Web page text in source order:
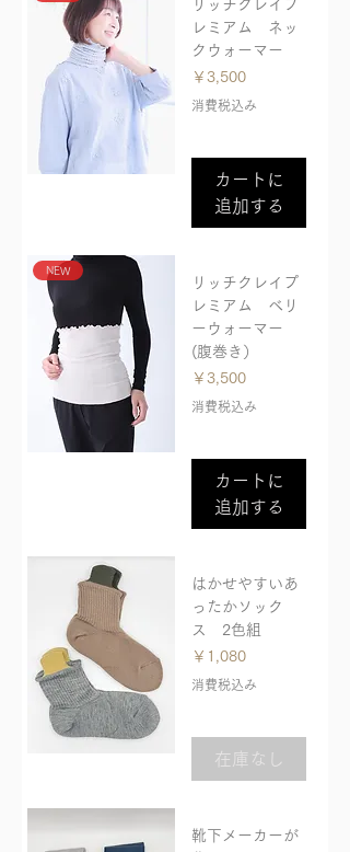
リッチクレイプ
レミアム ネッ
クウォーマー
価格
￥3,500
消費税込み
カートに
追加する
NEW
リッチクレイプ
レミアム ベリ
ーウォーマー
(腹巻き）
価格
￥3,500
消費税込み
カートに
追加する
はかせやすいあ
ったかソック
ス 2色組
価格
￥1,080
消費税込み
在庫なし
靴下メーカーが